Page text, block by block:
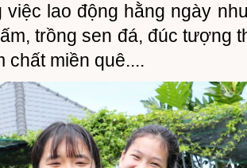
việc lao động hằng ngày
trồng sen đá, đúc tượng
chất miền quê....